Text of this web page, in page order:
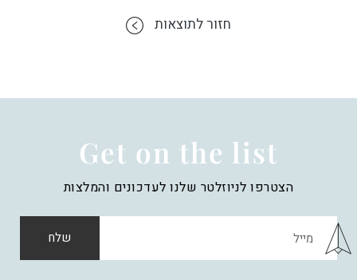
חזור לתוצאות
Get on the list
הצטרפו לניוזלטר שלנו לעדכונים והמלצות
שלח